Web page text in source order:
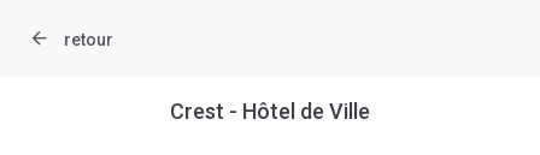
retour
Crest - Hôtel de Ville